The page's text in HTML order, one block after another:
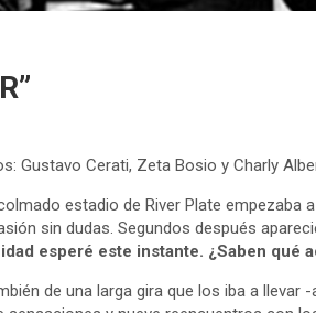
Gustavo Cerati, Zeta Bosio y Charly
estadio de River Plate empezaba
sin dudas. Segundos después
esperé este instante. ¿Saben qué
de una larga gira que los iba a llevar